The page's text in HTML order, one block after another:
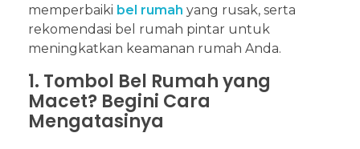
memperbaiki bel rumah yang rusak, serta
rekomendasi bel rumah pintar untuk
meningkatkan keamanan rumah Anda.
1. Tombol Bel Rumah yang
Macet? Begini Cara
Mengatasinya